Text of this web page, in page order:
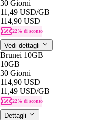
30 Giorni
11,49 USD/GB
114,90 USD
22% di sconto
Vedi dettagli
Brunei 10GB
10GB
30 Giorni
114,90 USD
11,49 USD/GB
22% di sconto
Dettagli